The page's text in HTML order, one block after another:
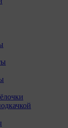
cookie в
посещать
чтобы
файлов
в истории
сайтов